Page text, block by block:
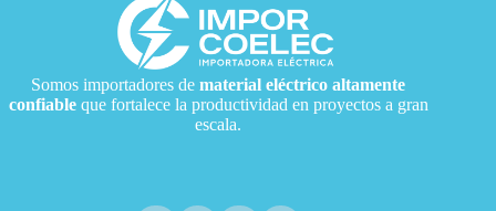
Somos importadores dematerial eléctrico altamente
confiableque fortalece la productividad en proyectos a gran
escala.